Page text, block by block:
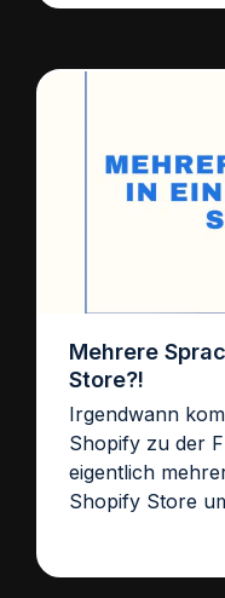
Mehrere
Store?!
Irgendwann
Shopify zu der
eigentlich
Shopify Store